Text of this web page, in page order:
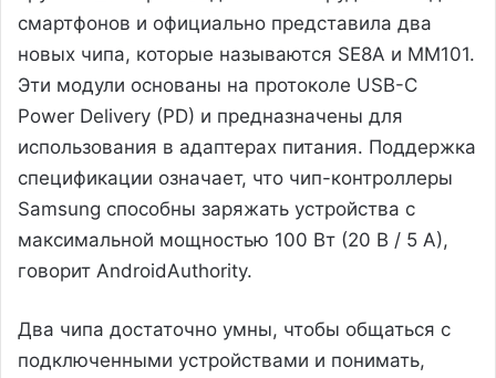
смартфонов и официально представила два
новых чипа, которые называются SE8A и MM101.
Эти модули основаны на протоколе USB-C
Power Delivery (PD) и предназначены для
использования в адаптерах питания. Поддержка
спецификации означает, что чип-контроллеры
Samsung способны заряжать устройства с
максимальной мощностью 100 Вт (20 В / 5 А),
говорит AndroidAuthority.
Два чипа достаточно умны, чтобы общаться с
подключенными устройствами и понимать,